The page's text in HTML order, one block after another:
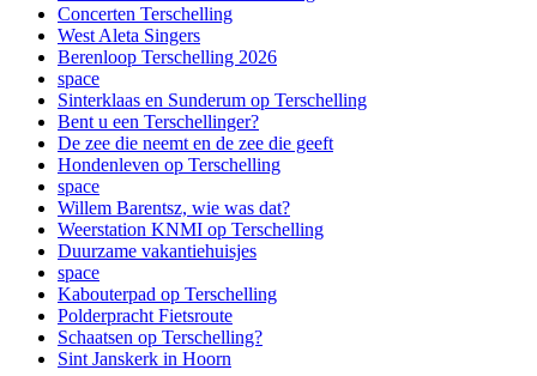
Concerten Terschelling
West Aleta Singers
Berenloop Terschelling 2026
space
Sinterklaas en Sunderum op Terschelling
Bent u een Terschellinger?
De zee die neemt en de zee die geeft
Hondenleven op Terschelling
space
Willem Barentsz, wie was dat?
Weerstation KNMI op Terschelling
Duurzame vakantiehuisjes
space
Kabouterpad op Terschelling
Polderpracht Fietsroute
Schaatsen op Terschelling?
Sint Janskerk in Hoorn